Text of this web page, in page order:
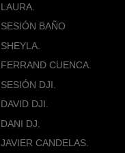
LAURA.
SESIÓN BAÑO
SHEYLA.
FERRAND CUENCA.
SESIÓN DJI.
DAVID DJI.
DANI DJ.
JAVIER CANDELAS.